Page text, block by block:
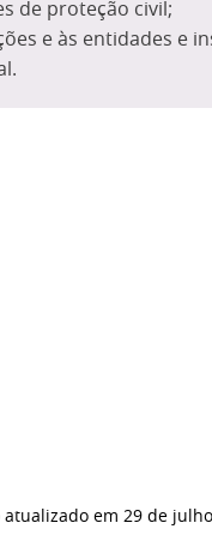
de proteção civil;
e às entidades e
em 29 de